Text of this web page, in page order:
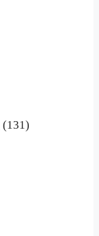
(131)